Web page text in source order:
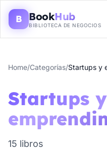
B BookHub
BIBLIOTECA DE NEGOCIOS
Home/Categorías/Startups y
Startups y
15 libros